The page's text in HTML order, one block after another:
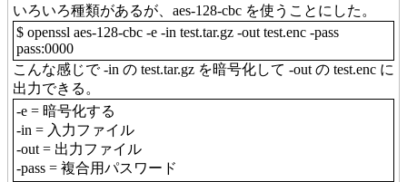
いろいろ種類があるが、aes-128-cbc を使うことにした。
$ openssl aes-128-cbc -e -in test.tar.gz -out test.enc -pass
pass:0000
こんな感じで -in の test.tar.gz を暗号化して -out の test.enc に
出力できる。
-e = 暗号化する
-in = 入力ファイル
-out = 出力ファイル
-pass = 複合用パスワード